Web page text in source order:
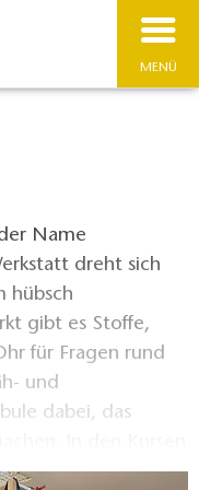
MENÜ
Name
dreht sich
hübsch
gibt es Stoffe,
für Fragen rund
und
dabei, das
In den Kursen
kniffligere